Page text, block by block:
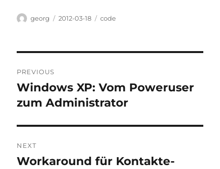
Author
georg
Posted
2012-03-18 Categories
code
navigation
PREVIOUS
Previous
post:
Windows XP: Vom Poweruser
zum Administrator
NEXT
Next
Workaround für Kontakte-